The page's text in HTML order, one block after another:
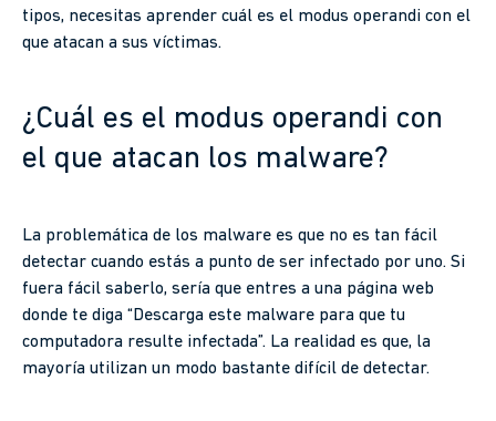
tipos, necesitas aprender cuál es el modus operandi con el
que atacan a sus víctimas.
¿Cuál es el modus operandi con
el que atacan los malware?
La problemática de los malware es que no es tan fácil
detectar cuando estás a punto de ser infectado por uno. Si
fuera fácil saberlo, sería que entres a una página web
donde te diga “Descarga este malware para que tu
computadora resulte infectada”. La realidad es que, la
mayoría utilizan un modo bastante difícil de detectar.